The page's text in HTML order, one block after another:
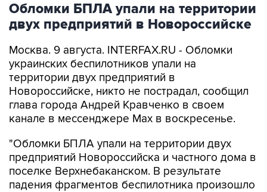
Обломки БПЛА упали на территории
двух предприятий в Новороссийске
Москва. 9 августа. INTERFAX.RU - Обломки
украинских беспилотников упали на
территории двух предприятий в
Новороссийске, никто не пострадал, сообщил
глава города Андрей Кравченко в своем
канале в мессенджере Max в воскресенье.
"Обломки БПЛА упали на территории двух
предприятий Новороссийска и частного дома в
поселке Верхнебаканском. В результате
падения фрагментов беспилотника произошло